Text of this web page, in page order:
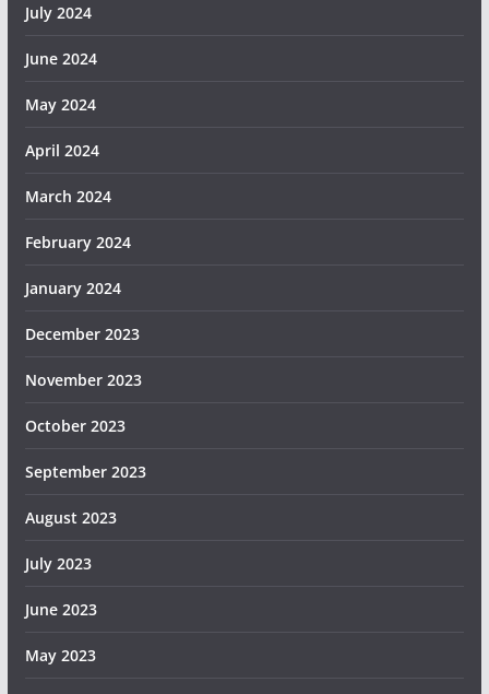
July 2024
June 2024
May 2024
April 2024
March 2024
February 2024
January 2024
December 2023
November 2023
October 2023
September 2023
August 2023
July 2023
June 2023
May 2023